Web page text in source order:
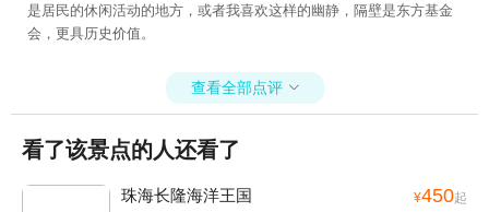
是居民的休闲活动的地方，或者我喜欢这样的幽静，隔壁是东方基金
会，更具历史价值。
查看全部点评 
看了该景点的人还看了
珠海长隆海洋王国 ¥450起